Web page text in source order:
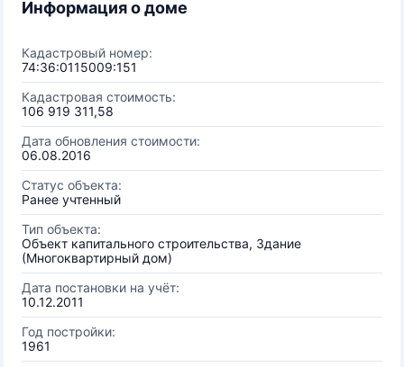
Информация о доме
Кадастровый номер:
74:36:0115009:151
Кадастровая стоимость:
106 919 311,58
Дата обновления стоимости:
06.08.2016
Статус объекта:
Ранее учтенный
Тип объекта:
Объект капитального строительства, Здание
(Многоквартирный дом)
Дата постановки на учёт:
10.12.2011
Год постройки:
1961